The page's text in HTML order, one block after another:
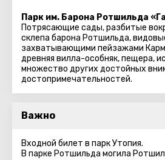
Парк им. Барона Ротшильда
Потрясающие сады, разбитые
склепа барона Ротшильда,
захватывающими пейзажами
древняя вилла-особняк, пещера,
множество других достойных
достопримечательностей.
Важно
Входной билет в парк Утопия.
В парке Ротшильда могила